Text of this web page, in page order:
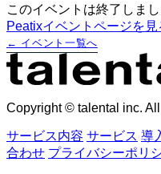
このイベントは終了しま
Peatixイベントページを
← イベント一覧へ
Copyright © talental inc.
サービス内容 サービス 導
合わせ プライバシーポリ